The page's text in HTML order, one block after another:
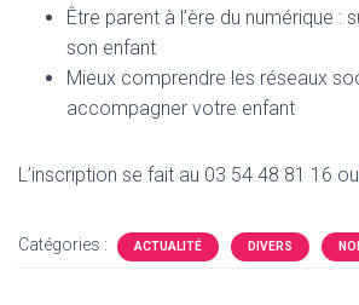
Être parent à l’ère du numérique :
son enfant
Mieux comprendre les réseaux
accompagner votre enfant
L’inscription se fait au 03 54 48 81 16 ou
Catégories : ACTUALITÉ DIVERS